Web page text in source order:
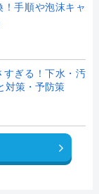
手順や泡沫キャ
すぎる！下水・汚
対策・予防策